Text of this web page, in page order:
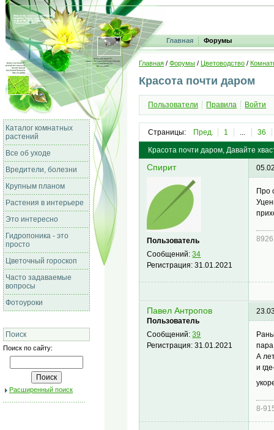
Главная Форумы
Каталог комнатных
растений
Все об уходе
Вредители, болезни
Крупным планом
Растения в интерьере
Это интересно
Гидропоника - это
просто
Цветочный гороскоп
Часто задаваемые
вопросы
Фотоуроки
Поиск
Поиск по сайту:
Расширенный поиск
Главная / Форумы / Цветоводство /
Красота почти даром
Пользователи Правила Войти
Страницы: Пред. 1 ... 36
Красота почти даром, Давайте
Спирит
Пользователь
Сообщений:34
Регистрация:31.01.2021
Про
Павел Антропов
Пользователь
Сообщений:39
Регистрация:31.01.2021
А
и
8-